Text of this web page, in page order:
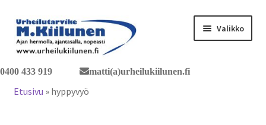
0400 433 919 matti(a)urheilukiilunen.fi
Siirry
navigointiin
Siirry
sisältöön
Valikko
Tervetuloa verkkokauppaan
Etusivu » hyppyvyö